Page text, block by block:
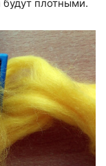
плотными.